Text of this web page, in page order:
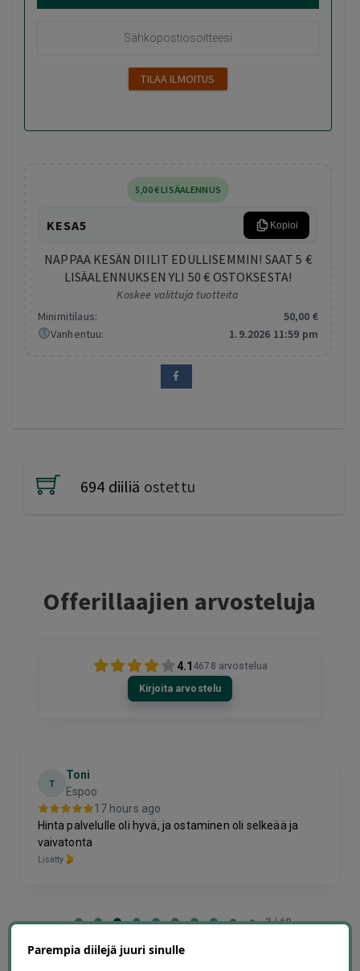
5 ,00€LISÄALENNUS
KESA5 Kopioi
NAPPAA KESÄN DIILIT EDULLISEMMIN! SAAT 5 €
LISÄALENNUKSEN YLI 50 € OSTOKSESTA!
Koskee valittuja tuotteita
Minimitilaus:
50,00 €
Vanhentuu:
1.9.2026 11:59 pm
694 diiliä ostettu
Offerillaajien arvosteluja
4.1 4678 arvostelua
Kirjoita arvostelu
T
Toni
Espoo
17 hours ago
Hinta palvelulle oli hyvä, ja ostaminen oli selkeää ja
vaivatonta
Lisätty
4
4 / 60
Parempia diilejä juuri sinulle